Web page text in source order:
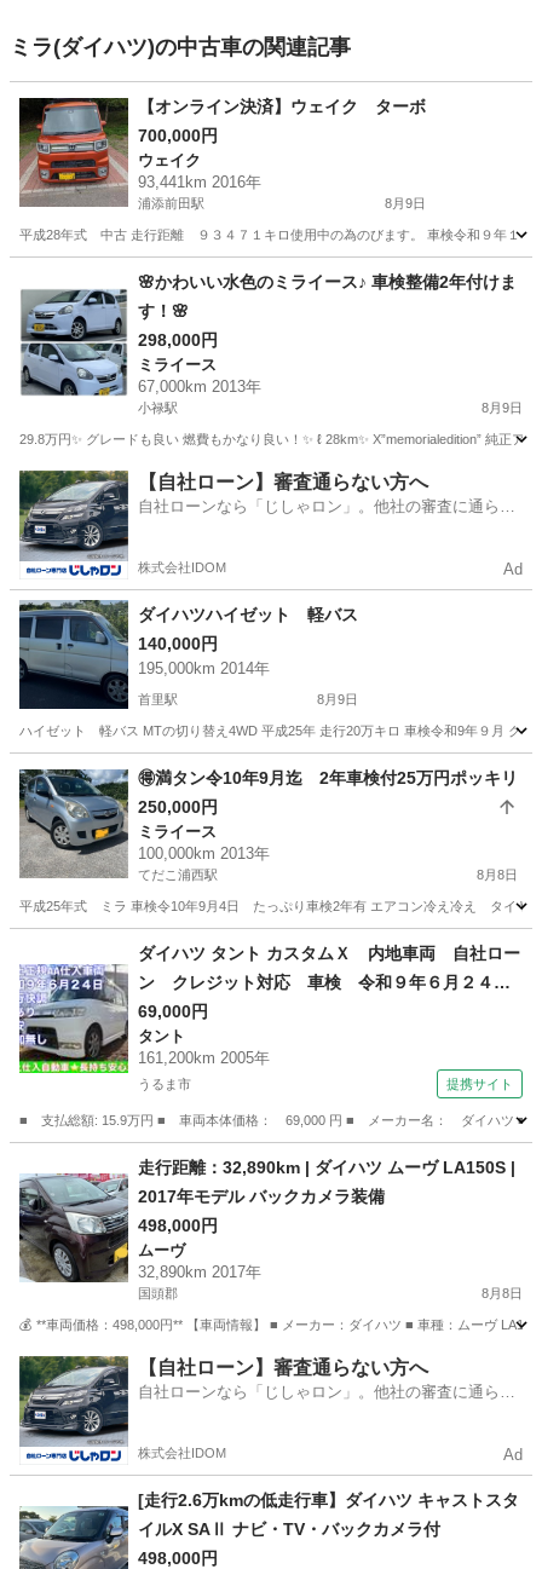
ミラ(ダイハツ)の中古車の関連記事
【オンライン決済】ウェイク ターボ
700,000円
ウェイク
93,441km 2016年
浦添前田駅 8月9日
平成28年式 中古 走行距離 ９３４７１キロ使用中の為のびます。 車検令和９年１２
浦添前田駅 ウェイク
🌸かわいい水色のミライース♪ 車検整備2年付けま
す！🌸
298,000円
ミライース
67,000km 2013年
小禄駅 8月9日
29.8万円✨ グレードも良い 燃費もかなり良い！✨ ℓ 28km✨ X”memorialedition” 純
沖縄 豊見城市 小禄駅 ミライース
【自社ローン】審査通らない方へ
自社ローンなら「じしゃロン」。他社の審査に通らな
株式会社IDOM Ad
ダイハツハイゼット 軽バス
140,000円
195,000km 2014年
首里駅 8月9日
ハイゼット 軽バス MTの切り替え4WD 平成25年 走行20万キロ 車検令和9年９月 ク
沖縄 島尻郡 首里駅 ダイハツ ダイハツハイゼット
🉐満タン令10年9月迄 2年車検付25万円ポッキリ
250,000円
ミライース
100,000km 2013年
てだこ浦西駅 8月8日
平成25年式 ミラ 車検令10年9月4日 たっぷり車検2年有 エアコン冷え冷え タイ
てだこ浦西駅 ミライース
ダイハツ タント カスタムＸ 内地車両 自社ロー
ン クレジット対応 車検 令和９年６月２４
日 車検 （検9.6）
69,000円
タント
161,200km 2005年
うるま市 提携サイト
■ 支払総額: 15.9万円 ■ 車両本体価格： 69,000 円 ■ メーカー名： ダイハツ
タント
走行距離：32,890km | ダイハツ ムーヴ LA150S |
2017年モデル バックカメラ装備
498,000円
ムーヴ
32,890km 2017年
国頭郡 8月8日
💰 **車両価格：498,000円** 【車両情報】 ■ メーカー：ダイハツ ■ 車種：ムーヴ
沖縄 国頭郡 ムーヴ
【自社ローン】審査通らない方へ
自社ローンなら「じしゃロン」。他社の審査に通らな
株式会社IDOM Ad
[走行2.6万kmの低走行車】ダイハツ キャストスタ
イルX SAⅡ ナビ・TV・バックカメラ付
498,000円